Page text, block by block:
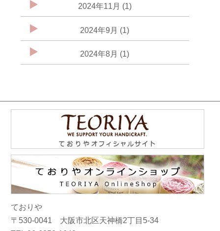
2024年11月 (1)
2024年9月 (1)
2024年8月 (1)
ておりや
〒530-0041 大阪市北区天神橋2丁目5-34